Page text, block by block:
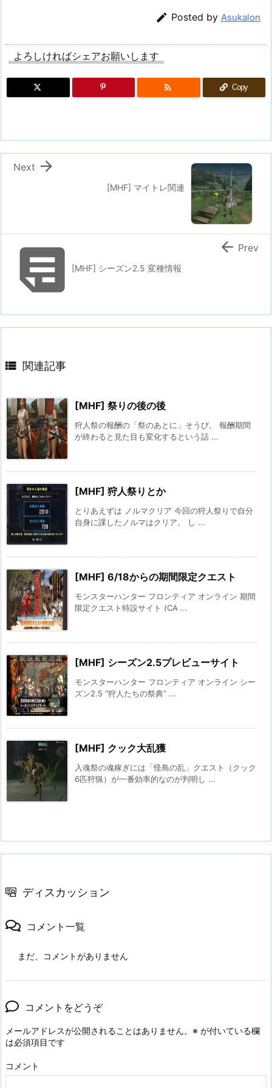
 Posted by Asukalon
よろしければシェアお願いします
 Copy
[MHF] マイトレ関連

Next
[MHF] シーズン2.5 変種情報
 Prev
 関連記事
[MHF] 祭りの後の後
狩人祭の報酬の「祭のあとに」そうび。 報酬期間
が終わると見た目も変化するという話 ...
[MHF] 狩人祭りとか
とりあえずは ノルマクリア 今回の狩人祭りで自分
自身に課したノルマはクリア。 し ...
[MHF] 6/18からの期間限定クエスト
モンスターハンター フロンティア オンライン 期間
限定クエスト特設サイト (CA ...
[MHF] シーズン2.5プレビューサイト
モンスターハンター フロンティア オンライン シー
ズン2.5 “狩人たちの祭典” ...
[MHF] クック大乱獲
入魂祭の魂稼ぎには「怪鳥の乱」クエスト（クック
6匹狩猟）が一番効率的なのが判明し ...
ディスカッション
コメント一覧
まだ、コメントがありません
コメントをどうぞ
メールアドレスが公開されることはありません。 ※ が付いている欄
は必須項目です
コメント